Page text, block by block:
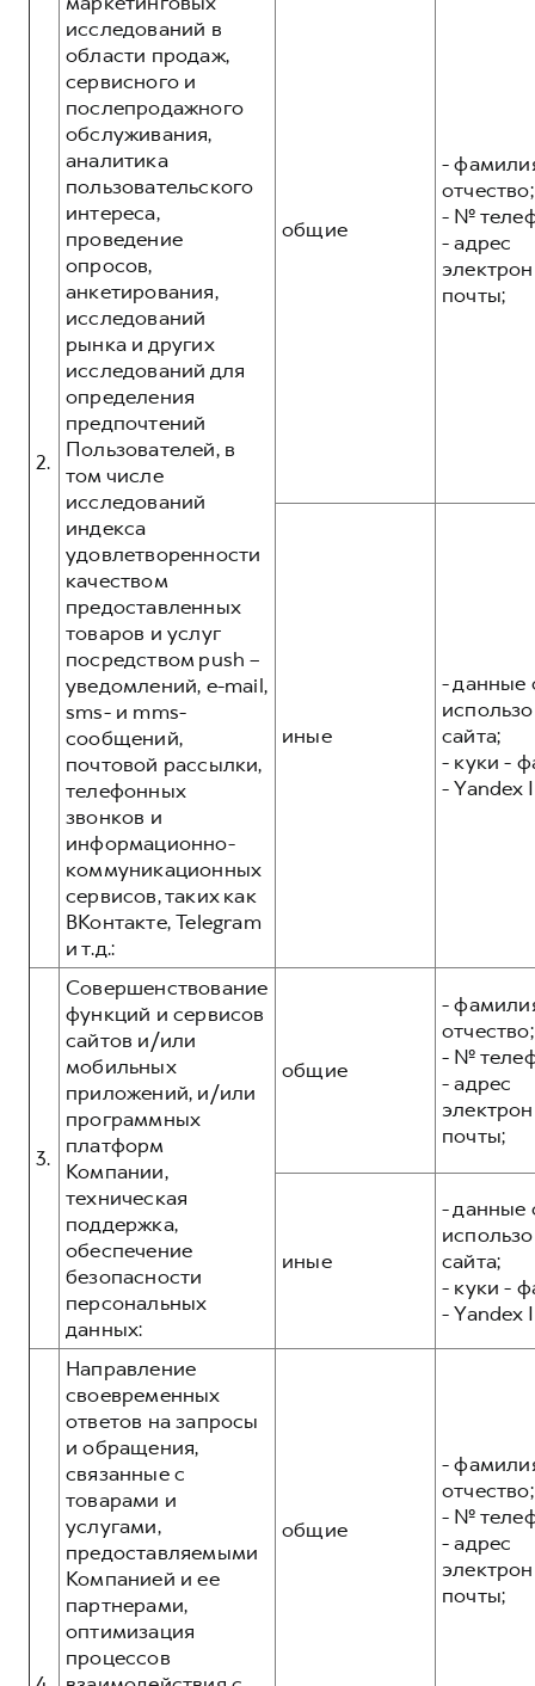
2.
исследований в
области продаж,
сервисного и
послепродажного
обслуживания,
аналитика
пользовательского
интереса,
проведение
опросов,
анкетирования,
исследований
рынка и других
исследований для
определения
предпочтений
Пользователей, в
том числе
исследований
индекса
удовлетворенности
качеством
предоставленных
товаров и услуг
посредством push –
уведомлений, e-mail,
sms- и mms-
сообщений,
почтовой рассылки,
телефонных
звонков и
информационно-
коммуникационных
сервисов, таких как
ВКонтакте, Telegram
и т.д.:
общие
-
отчество;
- №
- адрес
почты;
иные
- данные
сайта;
- куки -
- Yandex
3.
Совершенствование
функций и сервисов
сайтов и/или
мобильных
приложений, и/или
программных
платформ
Компании,
техническая
поддержка,
обеспечение
безопасности
персональных
данных:
общие
-
отчество;
- №
- адрес
почты;
иные
- данные
сайта;
- куки -
- Yandex
Направление
своевременных
ответов на запросы
и обращения,
связанные с
товарами и
услугами,
предоставляемыми
Компанией и ее
партнерами,
оптимизация
процессов
общие
-
отчество;
- №
- адрес
почты;